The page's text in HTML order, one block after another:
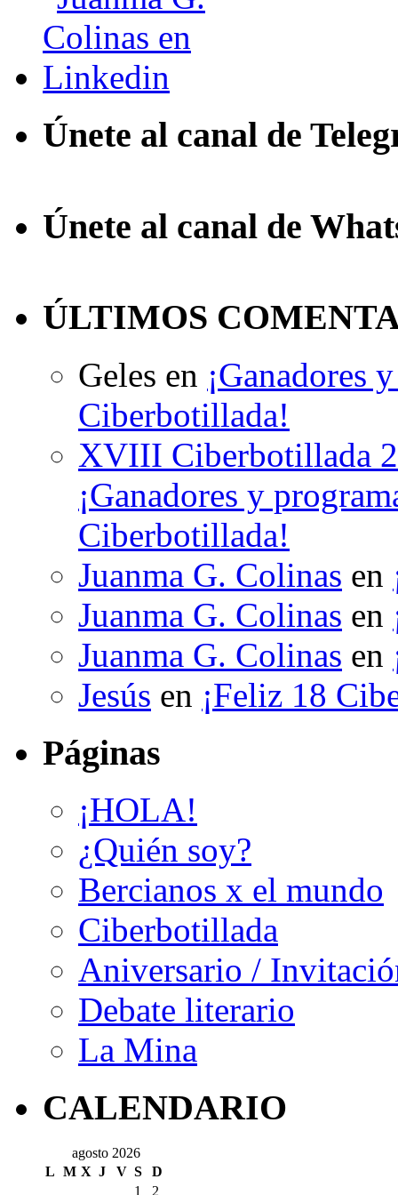
Únete al canal de
Únete al canal de
ÚLTIMOS
Geles en ¡Ganadores
Ciberbotillada!
XVIII Ciberbotillada
¡Ganadores y
Ciberbotillada!
Juanma G. Colinas en
Juanma G. Colinas en
Juanma G. Colinas en
Jesús en ¡Feliz 18
Páginas
¡HOLA!
¿Quién soy?
Bercianos x el mundo
Ciberbotillada
Aniversario /
Debate literario
La Mina
CALENDARIO
agosto 2026
L M X J V S
D
1
2